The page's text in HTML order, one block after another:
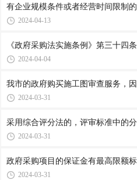
有企业规模条件或者经营时间限制
2024-04-13
《政府采购法实施条例》第三十四
2024-04-04
我市的政府购买施工图审查服务，
2024-03-31
采用综合评分法的，评审标准中的
2024-03-31
政府采购项目的保证金有最高限额
2024-03-31